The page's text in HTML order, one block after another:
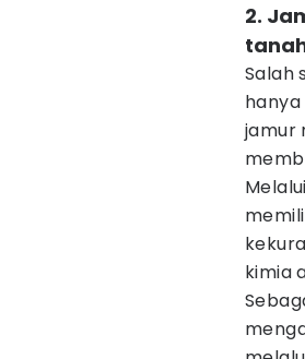
2.
Salah
jamur
kimia